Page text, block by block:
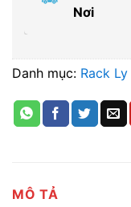
Nơi
Danh mục: Rack Ly
MÔ TẢ